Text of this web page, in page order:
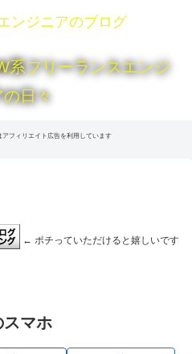
系フリーランスエンジ
の日々
アフィリエイト広告を利用しています
← ポチっていただけると嬉しいです
スマホ